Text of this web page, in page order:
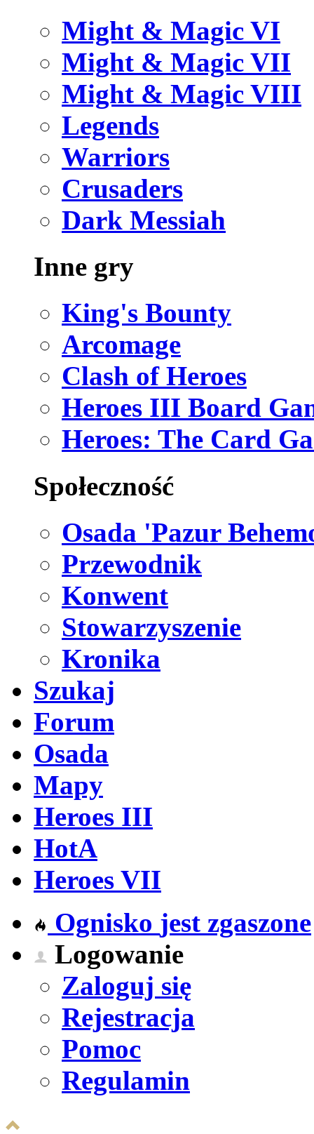
Might & Magic VI
Might & Magic VII
Might & Magic VIII
Legends
Warriors
Crusaders
Dark Messiah
Inne gry
King's Bounty
Arcomage
Clash of Heroes
Heroes III Board
Heroes: The Card
Społeczność
Osada 'Pazur
Przewodnik
Konwent
Stowarzyszenie
Kronika
Szukaj
Forum
Osada
Mapy
Heroes III
HotA
Heroes VII
Ognisko jest zgaszone
Logowanie
Zaloguj się
Rejestracja
Pomoc
Regulamin